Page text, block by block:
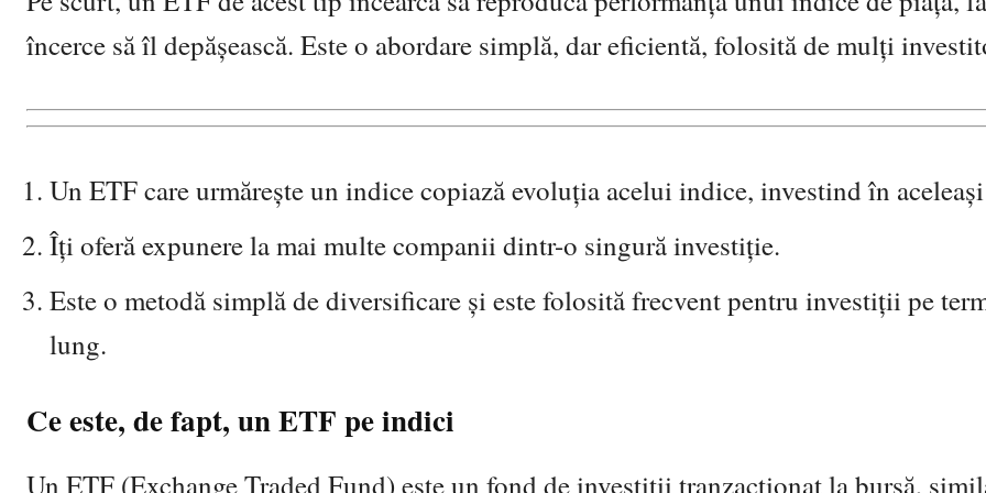
încerce să îl depășească. Este o abordare simplă, dar eficientă, folosită de mulți
Un ETF care urmărește un indice copiază evoluția acelui indice, investind în
Îți oferă expunere la mai multe companii dintr-o singură investiție.
Este o metodă simplă de diversificare și este folosită frecvent pentru investiții pe
lung.
Ce este, de fapt, un ETF pe indici
Un ETF (Exchange Traded Fund) este un fond de investiții tranzacționat la bursă,